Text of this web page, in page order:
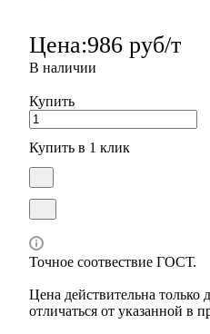
Цена:986 руб/т
В наличии
Купить
Купить в 1 клик
Точное соотвествие ГОСТ.
Цена действительна только
отличаться от указанной в